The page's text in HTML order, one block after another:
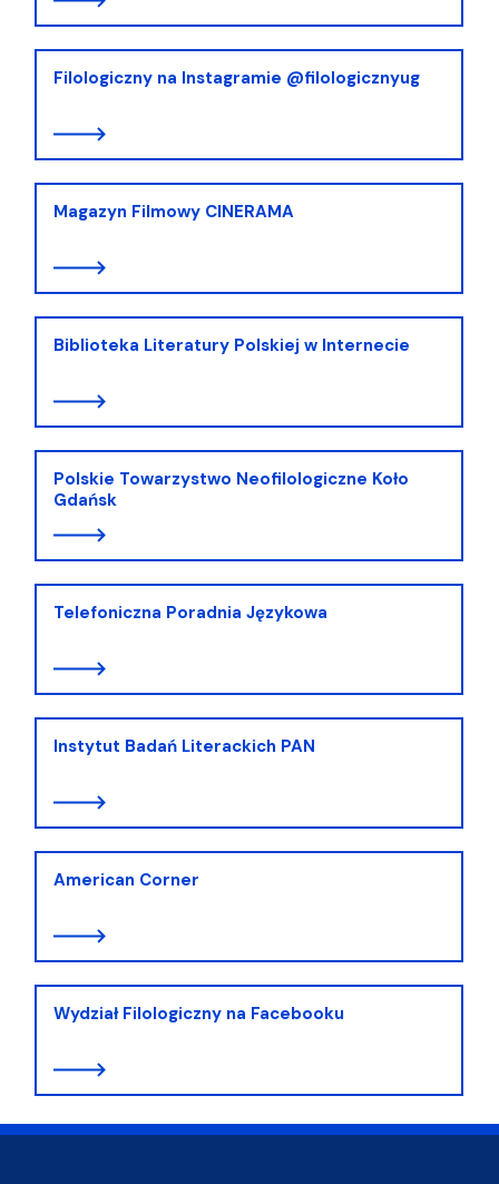
Filologiczny na Instagramie @filologicznyug
Magazyn Filmowy CINERAMA
Biblioteka Literatury Polskiej w Internecie
Polskie Towarzystwo Neofilologiczne Koło
Gdańsk
Telefoniczna Poradnia Językowa
Instytut Badań Literackich PAN
American Corner
Wydział Filologiczny na Facebooku